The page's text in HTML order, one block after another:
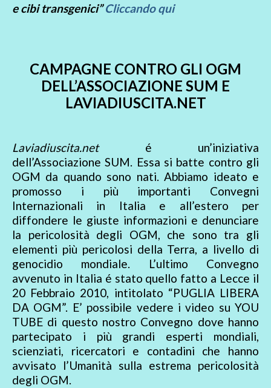
e cibi transgenici” Cliccando qui
CAMPAGNE CONTRO GLI OGM
DELL’ASSOCIAZIONE SUM E
LAVIADIUSCITA.NET
Laviadiuscita.neté un’iniziativa
dell’Associazione SUM. Essa si batte contro gli
OGM da quando sono nati. Abbiamo ideato e
promosso i più importanti Convegni
Internazionali in Italia e all’estero per
diffondere le giuste informazioni e denunciare
la pericolosità degli OGM, che sono tra gli
elementi più pericolosi della Terra, a livello di
genocidio mondiale. L’ultimo Convegno
avvenuto in Italia é stato quello fatto a Lecce il
20 Febbraio 2010, intitolato “PUGLIA LIBERA
DA OGM”. E’ possibile vedere i video su YOU
TUBE di questo nostro Convegno dove hanno
partecipato i più grandi esperti mondiali,
scienziati, ricercatori e contadini che hanno
avvisato l’Umanità sulla estrema pericolosità
degli OGM.